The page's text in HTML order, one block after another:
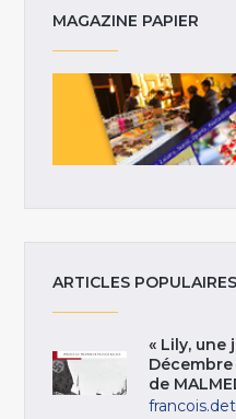
MAGAZINE PAPIER
ARTICLES
« Lily, une
de